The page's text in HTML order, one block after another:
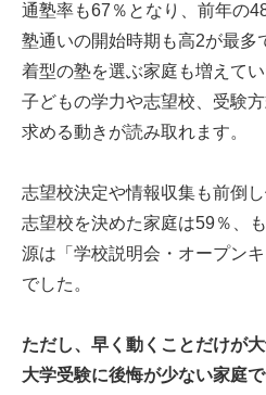
通塾率も67％となり、前年の
塾通いの開始時期も高2が最多
着型の塾を選ぶ家庭も増えて
子どもの学力や志望校、受験
求める動きが読み取れます。
志望校決定や情報収集も前倒
志望校を決めた家庭は59％、
源は「学校説明会・オープン
でした。
ただし、早く動くことだけが
大学受験に後悔が少ない家庭